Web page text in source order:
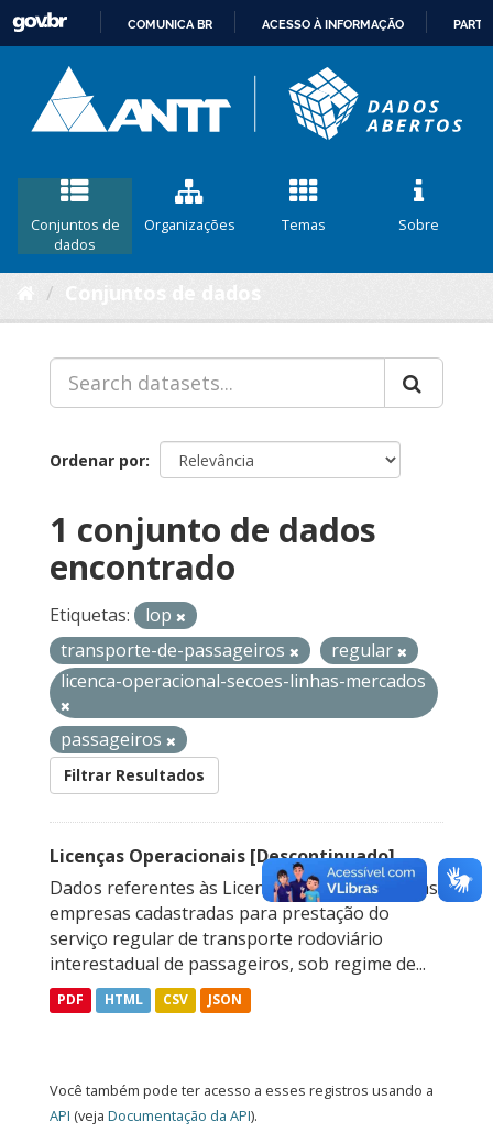
CONTEÚDO
COMUNICA BR ACESSO À INFORMAÇÃO
Conjuntos de
dados
Organizações Temas Sobre
Ordenar por
1 conjunto de dados
encontrado
Etiquetas:
lop
transporte-de-passageiros
regular
licenca-operacional-secoes-linhas-mercados
passageiros
Filtrar Resultados
Licenças Operacionais [Descontinuado]
Dados referentes às Licenças Operacionais das
empresas cadastradas para prestação do
serviço regular de transporte rodoviário
interestadual de passageiros, sob regime de...
PDF HTML CSV JSON
Você também pode ter acesso a esses registros usando a
API (veja Documentação da API).